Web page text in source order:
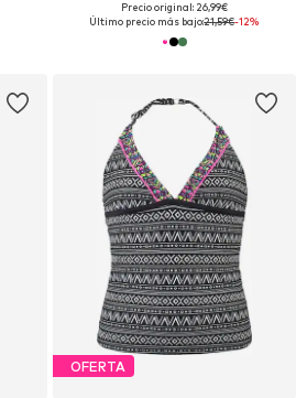
Precio original: 26,99€
Último precio más bajo:21,59€-12%
OFERTA